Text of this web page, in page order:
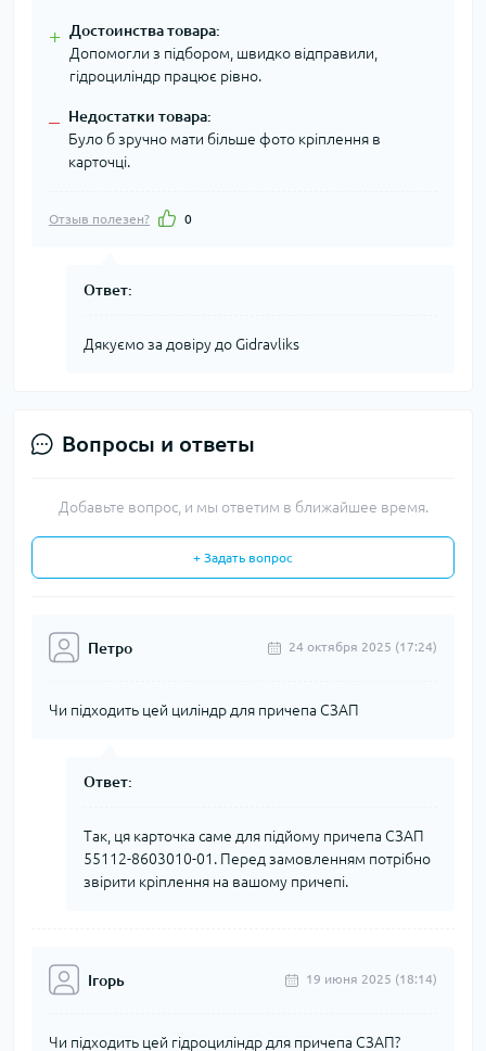
+ Достоинства товара:
Допомогли з підбором, швидко відправили,
гідроциліндр працює рівно.
– Недостатки товара:
Було б зручно мати більше фото кріплення в
карточці.
Отзыв полезен? 0
Ответ:
Дякуємо за довіру до Gidravliks
Вопросы и ответы
Добавьте вопрос, и мы ответим в ближайшее время.
+ Задать вопрос
Петро 24 октября 2025 (17:24)
Чи підходить цей циліндр для причепа СЗАП
Ответ:
Так, ця карточка саме для підйому причепа СЗАП
55112-8603010-01. Перед замовленням потрібно
звірити кріплення на вашому причепі.
Ігорь 19 июня 2025 (18:14)
Чи підходить цей гідроциліндр для причепа СЗАП?